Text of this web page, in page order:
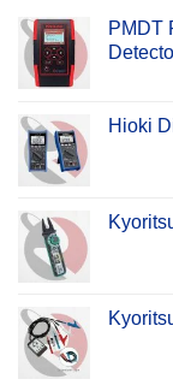
PMDT
Hioki